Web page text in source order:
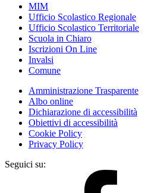
MIM
Ufficio Scolastico Regionale
Ufficio Scolastico Territoriale
Scuola in Chiaro
Iscrizioni On Line
Invalsi
Comune
Amministrazione Trasparente
Albo online
Dichiarazione di accessibilità
Obiettivi di accessibilità
Cookie Policy
Privacy Policy
Seguici su: